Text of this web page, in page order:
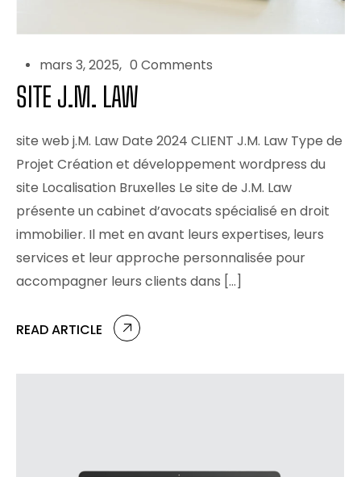
mars 3, 2025 0 Comments
SITE J.M. LAW
site web j.M. Law Date 2024 CLIENT J.M. Law Type de
Projet Création et développement wordpress du
site Localisation Bruxelles Le site de J.M. Law
présente un cabinet d’avocats spécialisé en droit
immobilier. Il met en avant leurs expertises, leurs
services et leur approche personnalisée pour
accompagner leurs clients dans […]
READ ARTICLE